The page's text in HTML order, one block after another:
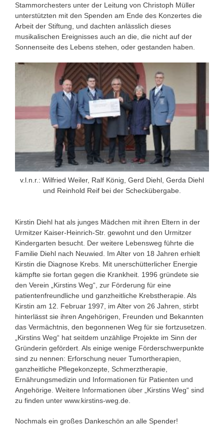
Stammorchesters unter der Leitung von Christoph Müller
unterstützten mit den Spenden am Ende des Konzertes die
Arbeit der Stiftung, und dachten anlässlich dieses
musikalischen Ereignisses auch an die, die nicht auf der
Sonnenseite des Lebens stehen, oder gestanden haben.
v.l.n.r.: Wilfried Weiler, Ralf König, Gerd Diehl, Gerda Diehl
und Reinhold Reif bei der Scheckübergabe.
Kirstin Diehl hat als junges Mädchen mit ihren Eltern in der
Urmitzer Kaiser-Heinrich-Str. gewohnt und den Urmitzer
Kindergarten besucht. Der weitere Lebensweg führte die
Familie Diehl nach Neuwied. Im Alter von 18 Jahren erhielt
Kirstin die Diagnose Krebs. Mit unerschütterlicher Energie
kämpfte sie fortan gegen die Krankheit. 1996 gründete sie
den Verein „Kirstins Weg“, zur Förderung für eine
patientenfreundliche und ganzheitliche Krebstherapie. Als
Kirstin am 12. Februar 1997, im Alter von 26 Jahren, stirbt
hinterlässt sie ihren Angehörigen, Freunden und Bekannten
das Vermächtnis, den begonnenen Weg für sie fortzusetzen.
„Kirstins Weg“ hat seitdem unzählige Projekte im Sinn der
Gründerin gefördert. Als einige wenige Förderschwerpunkte
sind zu nennen: Erforschung neuer Tumortherapien,
ganzheitliche Pflegekonzepte, Schmerztherapie,
Ernährungsmedizin und Informationen für Patienten und
Angehörige. Weitere Informationen über „Kirstins Weg“ sind
zu finden unter www.kirstins-weg.de.
Nochmals ein großes Dankeschön an alle Spender!